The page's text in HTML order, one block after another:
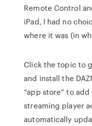
Remote Control
iPad, I had no
where it was (in
Click the topic to
and install the
“app store” to
streaming player
automatically